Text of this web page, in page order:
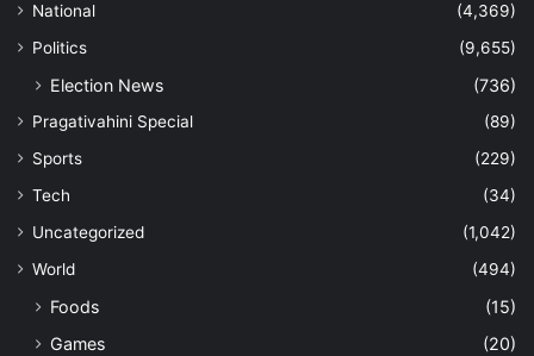
National
(4,369)
Politics
(9,655)
Election News (736)
Pragativahini Special
(89)
Sports
(229)
Tech
(34)
Uncategorized
(1,042)
World
(494)
Foods
(15)
Games
(20)